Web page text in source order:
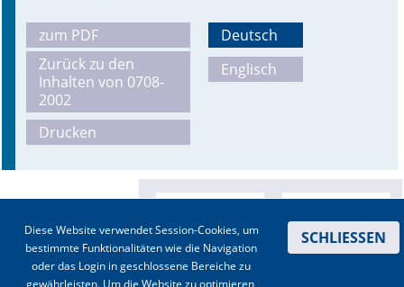
zum PDF
Zurück zu den
Inhalten von 0708-
2002
Drucken
Deutsch
Englisch
Diese Website verwendet Session-Cookies, um
bestimmte Funktionalitäten wie die Navigation
oder das Login in geschlossene Bereiche zu
gewährleisten. Um die Website zu optimieren,
SCHLIESSEN